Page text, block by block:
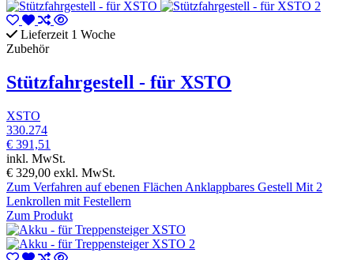
Lieferzeit 1 Woche
Zubehör
Stützfahrgestell - für XSTO
XSTO
330.274
€ 391,51
inkl. MwSt.
€ 329,00 exkl. MwSt.
Zum Verfahren auf ebenen Flächen Anklappbares Gestell Mit 2
Lenkrollen mit Festellern
Zum Produkt